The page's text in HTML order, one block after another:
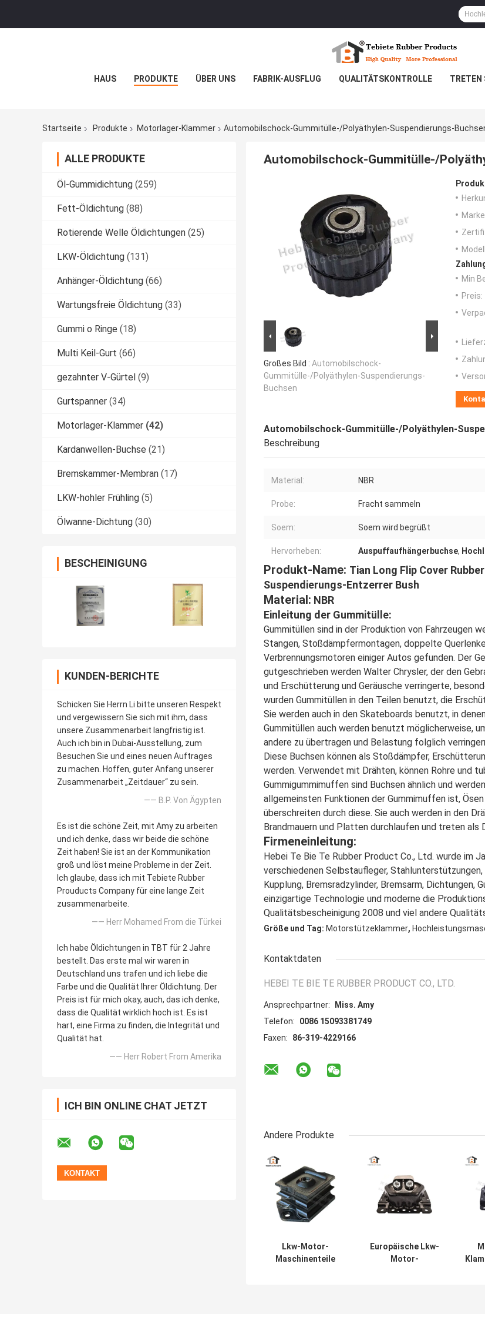
HAUS PRODUKTE ÜBER UNS FABRIK-AUSFLUG QUALITÄTSKONTROLLE TRETEN
Startseite Produkte Motorlager-Klammer Automobilschock-Gummitülle-/Polyäthylen-Suspendierungs-
ALLE PRODUKTE
Öl-Gummidichtung (259)
Fett-Öldichtung (88)
Rotierende Welle Öldichtungen (25)
LKW-Öldichtung (131)
Anhänger-Öldichtung (66)
Wartungsfreie Öldichtung (33)
Gummi o Ringe (18)
Multi Keil-Gurt (66)
gezahnter V-Gürtel (9)
Gurtspanner (34)
Motorlager-Klammer (42)
Kardanwellen-Buchse (21)
Bremskammer-Membran (17)
LKW-hohler Frühling (5)
Ölwanne-Dichtung (30)
BESCHEINIGUNG
KUNDEN-BERICHTE
Schicken Sie Herrn Li bitte unseren Respekt
und vergewissern Sie sich mit ihm, dass
unsere Zusammenarbeit langfristig ist.
Auch ich bin in Dubai-Ausstellung, zum
Besuchen Sie und eines neuen Auftrages
zu machen. Hoffen, guter Anfang unserer
Zusammenarbeit „Zeitdauer“ zu sein.
—— B.P. Von Ägypten
Es ist die schöne Zeit, mit Amy zu arbeiten
und ich denke, dass wir beide die schöne
Zeit haben! Sie ist an der Kommunikation
groß und löst meine Probleme in der Zeit.
Ich glaube, dass ich mit Tebiete Rubber
Prouducts Company für eine lange Zeit
zusammenarbeite.
—— Herr Mohamed From die Türkei
Ich habe Öldichtungen in TBT für 2 Jahre
bestellt. Das erste mal wir waren in
Deutschland uns trafen und ich liebe die
Farbe und die Qualität Ihrer Öldichtung. Der
Preis ist für mich okay, auch, das ich denke,
dass die Qualität wirklich hoch ist. Es ist
hart, eine Firma zu finden, die Integrität und
Qualität hat.
—— Herr Robert From Amerika
ICH BIN ONLINE CHAT JETZT
Automobilschock-Gummitülle-/
Großes Bild : Automobilschock-
Gummitülle-/Polyäthylen-Suspendierungs-
Buchsen
Min
Preis:
Automobilschock-Gummitülle-/Polyäthylen-
Beschreibung
Material: NBR
Probe: Fracht sammeln
Soem: Soem wird begrüßt
Hervorheben: Auspuffaufhängerbuchse,
Produkt-Name: Tian Long Flip Cover
Suspendierungs-Entzerrer Bush
Material: NBR
Einleitung der Gummitülle:
Gummitüllen sind in der Produktion von Fahrzeugen
Stangen, Stoßdämpfermontagen, doppelte
Verbrennungsmotoren einiger Autos gefunden. Der
gutgeschrieben werden Walter Chrysler, der den
und Erschütterung und Geräusche verringerte,
wurden Gummitüllen in den Teilen benutzt, die
Sie werden auch in den Skateboards benutzt, in
Gummitüllen auch werden benutzt möglicherweise,
andere zu übertragen und Belastung folglich
Diese Buchsen können als Stoßdämpfer,
werden. Verwendet mit Drähten, können Rohre und
Gummigummimuffen sind Buchsen ähnlich und
allgemeinsten Funktionen der Gummimuffen ist,
überschreiten durch diese. Sie auch werden in den
Brandmauern und Platten durchlaufen und treten als
Firmeneinleitung:
Hebei Te Bie Te Rubber Product Co., Ltd. wurde im
verschiedenen Selbstaufleger,
Kupplung, Bremsradzylinder, Bremsarm, Dichtungen,
einzigartige Technologie und moderne die
Qualitätsbescheinigung 2008 und viel andere
Größe und Tag: Motorstützeklammer,
Kontaktdaten
HEBEI TE BIE TE RUBBER PRODUCT CO., LTD.
Ansprechpartner:
Miss. Amy
Telefon:
0086 15093381749
Faxen:
86-319-4229166
Andere Produkte
Lkw-Motor-
Maschinenteile
Europäische Lkw-
Motor-